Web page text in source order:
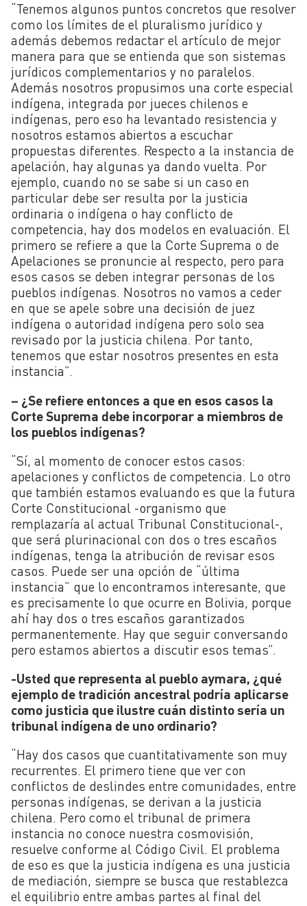
“Tenemos algunos puntos concretos que resolver
como los límites de el pluralismo jurídico y
además debemos redactar el artículo de mejor
manera para que se entienda que son sistemas
jurídicos complementarios y no paralelos.
Además nosotros propusimos una corte especial
indígena, integrada por jueces chilenos e
indígenas, pero eso ha levantado resistencia y
nosotros estamos abiertos a escuchar
propuestas diferentes. Respecto a la instancia de
apelación, hay algunas ya dando vuelta. Por
ejemplo, cuando no se sabe si un caso en
particular debe ser resulta por la justicia
ordinaria o indígena o hay conflicto de
competencia, hay dos modelos en evaluación. El
primero se refiere a que la Corte Suprema o de
Apelaciones se pronuncie al respecto, pero para
esos casos se deben integrar personas de los
pueblos indígenas. Nosotros no vamos a ceder
en que se apele sobre una decisión de juez
indígena o autoridad indígena pero solo sea
revisado por la justicia chilena. Por tanto,
tenemos que estar nosotros presentes en esta
instancia”.
– ¿Se refiere entonces a que en esos casos la
Corte Suprema debe incorporar a miembros de
los pueblos indígenas?
“Sí, al momento de conocer estos casos:
apelaciones y conflictos de competencia. Lo otro
que también estamos evaluando es que la futura
Corte Constitucional -organismo que
remplazaría al actual Tribunal Constitucional-,
que será plurinacional con dos o tres escaños
indígenas, tenga la atribución de revisar esos
casos. Puede ser una opción de “última
instancia” que lo encontramos interesante, que
es precisamente lo que ocurre en Bolivia, porque
ahí hay dos o tres escaños garantizados
permanentemente. Hay que seguir conversando
pero estamos abiertos a discutir esos temas”.
-Usted que representa al pueblo aymara, ¿qué
ejemplo de tradición ancestral podría aplicarse
como justicia que ilustre cuán distinto sería un
tribunal indígena de uno ordinario?
“Hay dos casos que cuantitativamente son muy
recurrentes. El primero tiene que ver con
conflictos de deslindes entre comunidades, entre
personas indígenas, se derivan a la justicia
chilena. Pero como el tribunal de primera
instancia no conoce nuestra cosmovisión,
resuelve conforme al Código Civil. El problema
de eso es que la justicia indígena es una justicia
de mediación, siempre se busca que restablezca
el equilibrio entre ambas partes al final del